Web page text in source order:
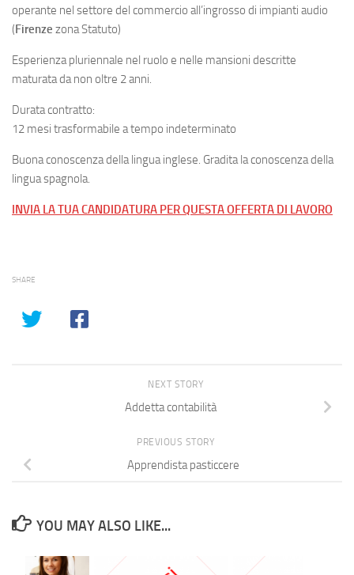
operante nel settore del commercio all’ingrosso di impianti audio
(Firenze zona Statuto)
Esperienza pluriennale nel ruolo e nelle mansioni descritte
maturata da non oltre 2 anni.
Durata contratto:
12 mesi trasformabile a tempo indeterminato
Buona conoscenza della lingua inglese. Gradita la conoscenza della
lingua spagnola.
INVIA LA TUA CANDIDATURA PER QUESTA OFFERTA DI LAVORO
SHARE
NEXT STORY
Addetta contabilità
PREVIOUS STORY
Apprendista pasticcere
YOU MAY ALSO LIKE...